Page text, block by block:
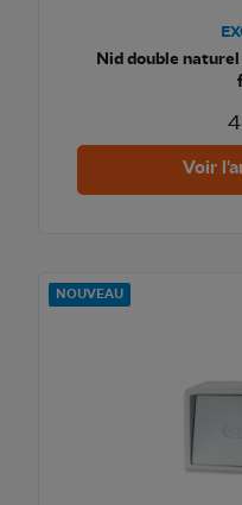
Nid double
Voir
NOUVEAU